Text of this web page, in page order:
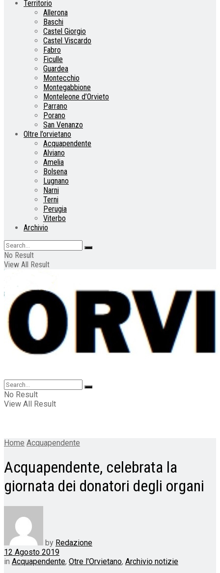
Territorio
Allerona
Baschi
Castel Giorgio
Castel Viscardo
Fabro
Ficulle
Guardea
Montecchio
Montegabbione
Monteleone d’Orvieto
Parrano
Porano
San Venanzo
Oltre l’orvietano
Acquapendente
Alviano
Amelia
Bolsena
Lugnano
Narni
Terni
Perugia
Viterbo
Archivio
No Result
View All Result
No Result
View All Result
Home Acquapendente
Acquapendente, celebrata la
giornata dei donatori degli organi
by Redazione
12 Agosto 2019
in Acquapendente, Otre l'Orvietano, Archivio notizie